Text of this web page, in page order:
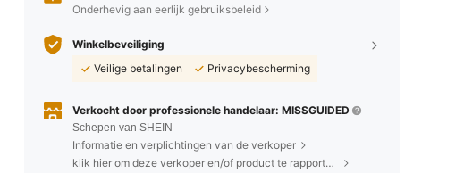
Onderhevig aan eerlijk gebruiksbeleid
Winkelbeveiliging
Veilige betalingen
Privacybescherming
Verkocht door professionele handelaar: MISSGUIDED
Schepen van SHEIN
Informatie en verplichtingen van de verkoper
klik hier om deze verkoper en/of product te rapporteren.